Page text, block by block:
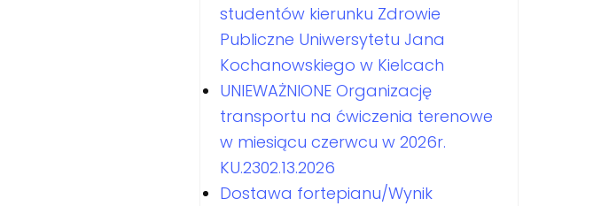
studentów kierunku Zdrowie
Publiczne Uniwersytetu Jana
Kochanowskiego w Kielcach
UNIEWAŻNIONE Organizację
transportu na ćwiczenia terenowe
w miesiącu czerwcu w 2026r.
KU.2302.13.2026
Dostawa fortepianu/Wynik